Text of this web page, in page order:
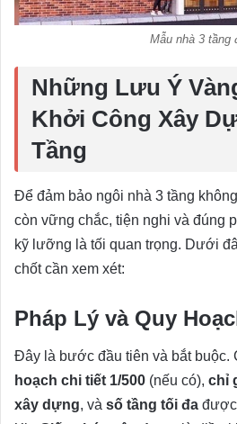
Mẫu nhà 3 tầng
Những Lưu Ý
Khởi Công Xây
Tầng
Để đảm bảo ngôi nhà 3 tầng
còn vững chắc, tiện nghi và đúng
kỹ lưỡng là tối quan trọng. Dưới
chốt cần xem xét:
Pháp Lý và Quy
Đây là bước đầu tiên và bắt buộc.
hoạch chi tiết 1/500 (nếu có), chỉ
xây dựng, và số tầng tối đa được